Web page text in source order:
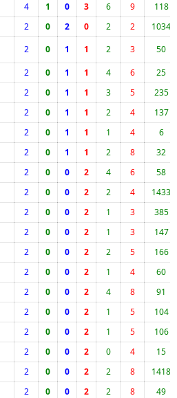
4 1 0 3 6 9
118
2 0 2 0 2 2
1034
2 0 1 1 2 3
50
2 0 1 1 4 6
25
2 0 1 1 3 5
235
2 0 1 1 2 4
137
2 0 1 1 1 4
6
2 0 1 1 2 8
32
2 0 0 2 4 6
58
2 0 0 2 2 4
1433
2 0 0 2 1 3
385
2 0 0 2 1 3
147
2 0 0 2 2 5
166
2 0 0 2 1 4
60
2 0 0 2 4 8
91
2 0 0 2 1 5
104
2 0 0 2 1 5
106
2 0 0 2 0 4
15
2 0 0 2 2 8
1418
2 0 0 2 2 8
49